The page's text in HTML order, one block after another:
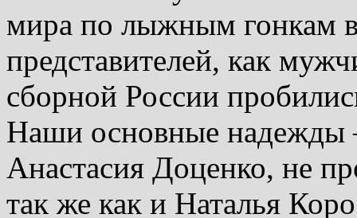
мира по лыжным гонкам
представителей, как
сборной России
Наши основные надежды
Анастасия Доценко, не
так же как и Наталья